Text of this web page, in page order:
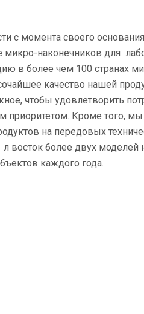
с момента своего
микро-наконечников для
в более чем 100 странах
качество нашей
чтобы удовлетворить
приоритетом. Кроме того, мы
на передовых
восток более двух моделей
каждого года.